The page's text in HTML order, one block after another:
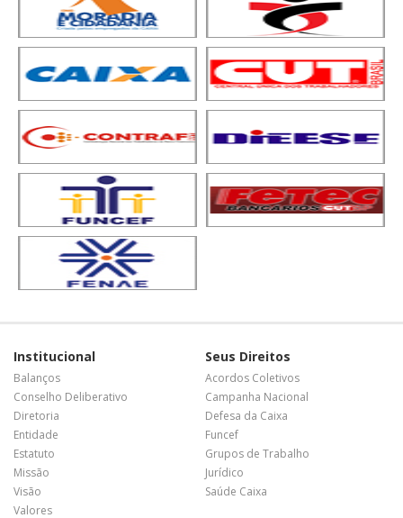
Institucional
Balanços
Conselho Deliberativo
Diretoria
Entidade
Estatuto
Missão
Visão
Valores
Seus Direitos
Acordos Coletivos
Campanha Nacional
Defesa da Caixa
Funcef
Grupos de Trabalho
Jurídico
Saúde Caixa